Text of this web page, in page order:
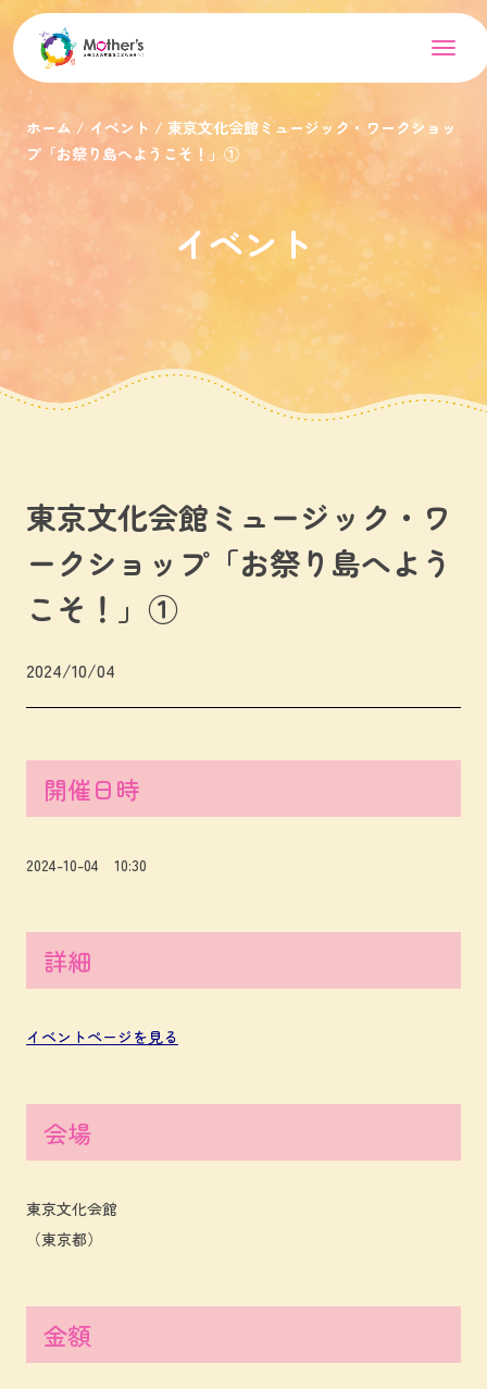
ホーム イベント
東京文化会館ミュージック・ワークショッ
プ「お祭り島へようこそ！」①
イベント
東京文化会館ミュージック・ワ
ークショップ「お祭り島へよう
こそ！」①
2024/10/04
開催日時
2024-10-04 10:30
詳細
イベントページを見る
会場
東京文化会館
（東京都）
金額